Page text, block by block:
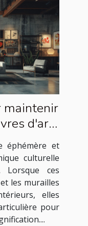
maintenir
d'art
éphémère et
culturelle
Lorsque ces
les murailles
elles
pour